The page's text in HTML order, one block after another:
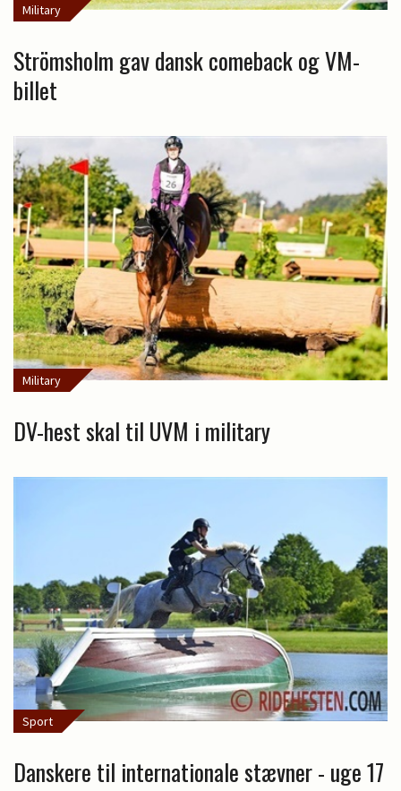
Military
Strömsholm gav dansk comeback og VM-
billet
Military
DV-hest skal til UVM i military
Sport
Danskere til internationale stævner - uge 17